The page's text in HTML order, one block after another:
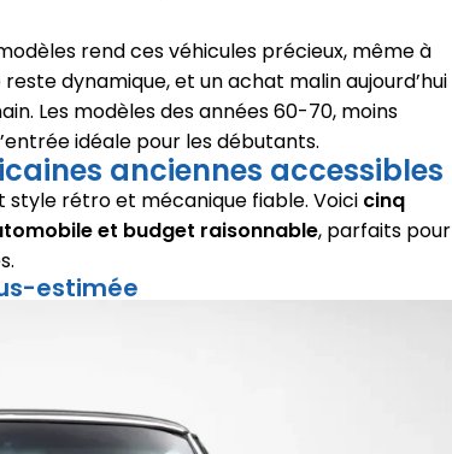
rend ces véhicules précieux, même à
dynamique, et un achat malin aujourd’hui
Les modèles des années 60-70, moins
idéale pour les débutants.
anciennes accessibles
style rétro et mécanique fiable. Voici cinq
et budget raisonnable, parfaits pour
estimée